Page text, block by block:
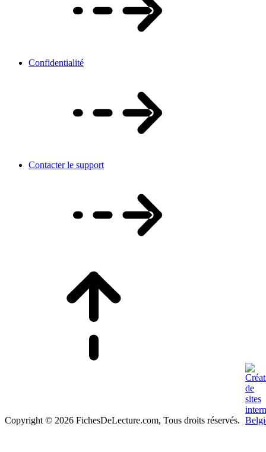
Confidentialité
Contacter le support
Copyright © 2026 FichesDeLecture.com, Tous droits réservés.